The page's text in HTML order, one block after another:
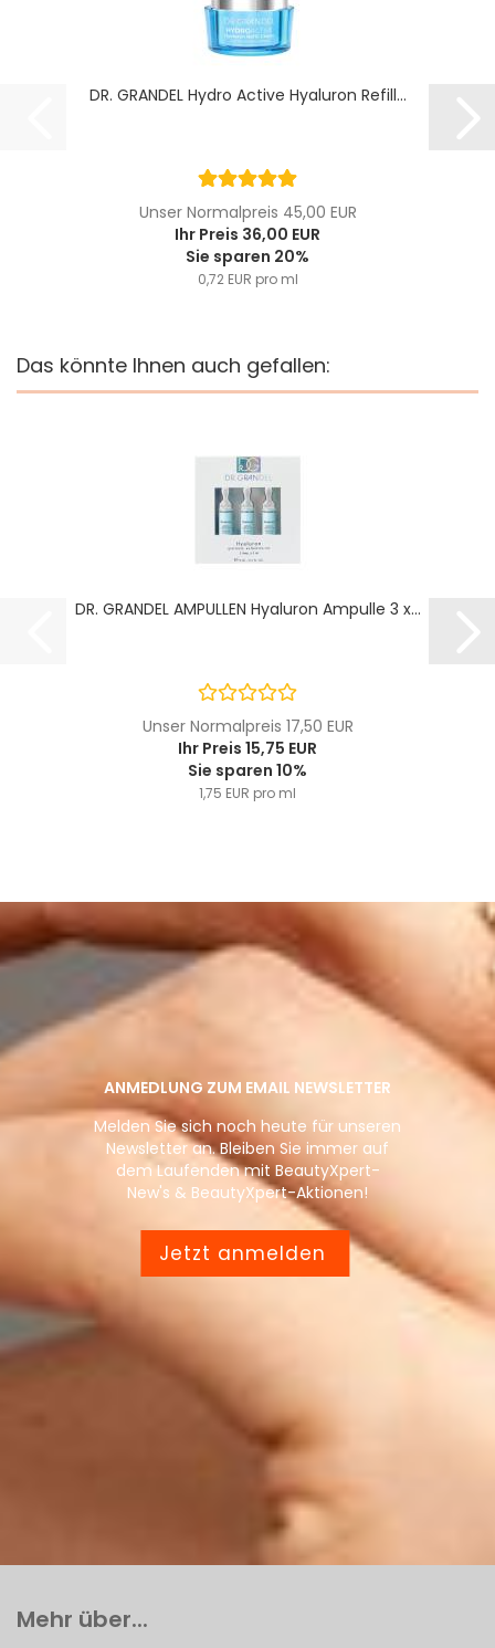
DR. GRANDEL Hydro Active Hyaluron Refill...
Unser Normalpreis 45,00 EUR
Ihr Preis 36,00 EUR
Sie sparen 20%
0,72 EUR pro ml
Das könnte Ihnen auch gefallen:
DR. GRANDEL AMPULLEN Hyaluron Ampulle 3 x...
Unser Normalpreis 17,50 EUR
Ihr Preis 15,75 EUR
Sie sparen 10%
1,75 EUR pro ml
ANMEDLUNG ZUM EMAIL NEWSLETTER
Melden Sie sich noch heute für unseren
Newsletter an. Bleiben Sie immer auf
dem Laufenden mit BeautyXpert-
New's & BeautyXpert-Aktionen!
Jetzt anmelden
Mehr über...